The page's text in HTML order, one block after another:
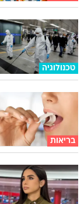
טכנולוגיה
בריאות